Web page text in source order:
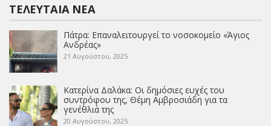
ΤΕΛΕΥΤΑΊΑ ΝΈΑ
Πάτρα: Επαναλειτουργεί το νοσοκομείο «Άγιος
Ανδρέας»
21 Αυγούστου, 2025
Κατερίνα Δαλάκα: Οι δημόσιες ευχές του
συντρόφου της, Θέμη Αμβροσιάδη για τα
γενέθλιά της
20 Αυγούστου, 2025